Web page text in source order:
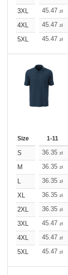
3XL
45.47 zł
4XL
45.47 zł
5XL
45.47 zł
Size 1-11
S 36.35 zł
M
36.35 zł
L
36.35 zł
XL
36.35 zł
2XL
36.35 zł
3XL
45.47 zł
4XL
45.47 zł
5XL
45.47 zł